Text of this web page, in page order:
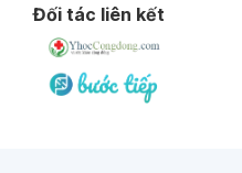
Đối tác liên kết